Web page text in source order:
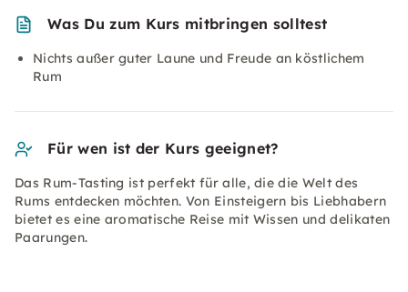
Was Du zum Kurs mitbringen solltest
Nichts außer guter Laune und Freude an köstlichem
Rum
Für wen ist der Kurs geeignet?
Das Rum-Tasting ist perfekt für alle, die die Welt des
Rums entdecken möchten. Von Einsteigern bis Liebhabern
bietet es eine aromatische Reise mit Wissen und delikaten
Paarungen.